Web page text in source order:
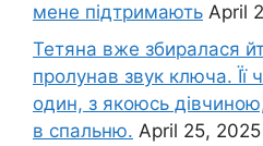
мене підтримають April
Тетяна вже збиралася
пролунав звук ключа. Її
один, з якоюсь
в спальню. April 25, 2025